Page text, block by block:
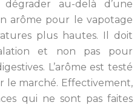
au-delà d’une
arôme pour le vapotage
plus hautes. Il doit
et non pas pour
L’arôme est testé
le marché. Effectivement,
qui ne sont pas faites